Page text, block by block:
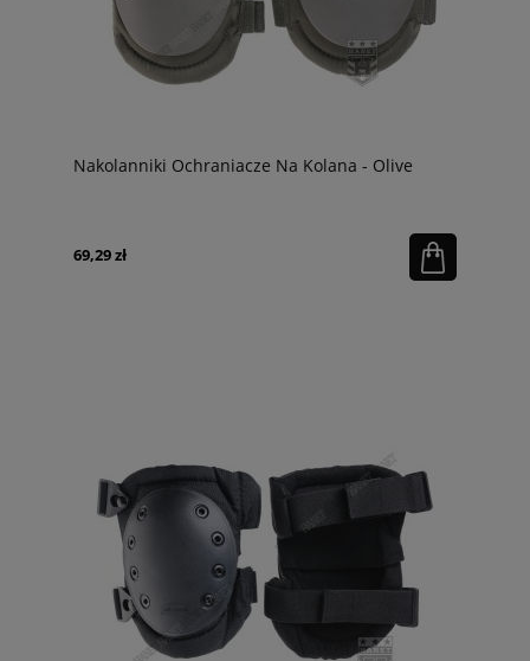
Nakolanniki Ochraniacze Na Kolana - Olive
69,29 zł